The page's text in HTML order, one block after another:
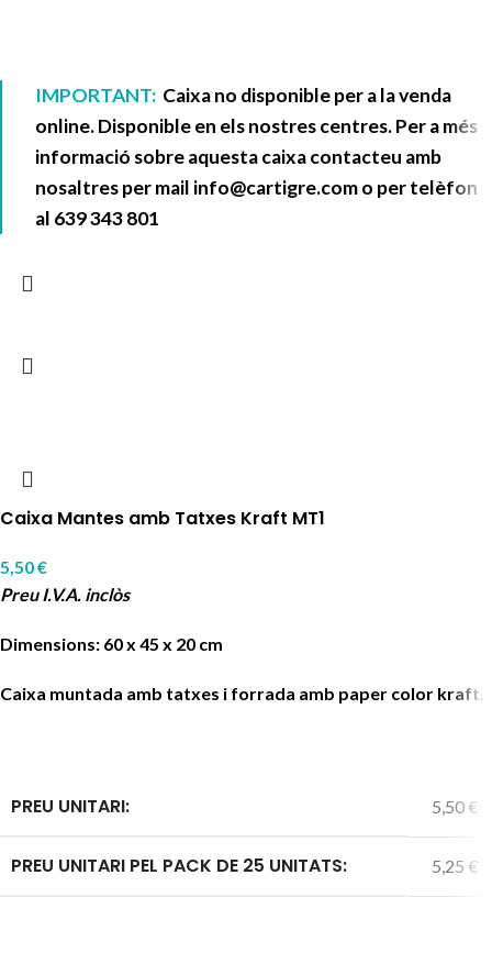
IMPORTANT: Caixa no disponible per a la venda
online. Disponible en els nostres centres. Per a més
informació sobre aquesta caixa contacteu amb
nosaltres per mail info@cartigre.como per telèfon
al 639 343 801
Caixa Mantes amb Tatxes Kraft MT1
5,50€
Preu I.V.A. inclòs
Dimensions: 60 x 45 x 20 cm
Caixa muntada amb tatxes i forrada amb paper color kraft.
PREU UNITARI: 5,50 €
PREU UNITARI PEL PACK DE 25 UNITATS: 5,25 €